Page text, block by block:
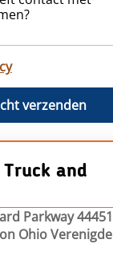
verzenden
and
Parkway 44451
Ohio Verenigde